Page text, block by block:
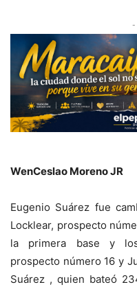
-
WenCeslao Moreno JR
Eugenio Suárez fue
Locklear, prospecto
la primera base y
prospecto número 16 y
Suárez , quien bateó